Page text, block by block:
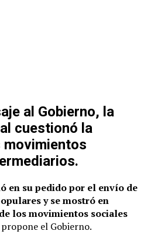
al Gobierno, la
cuestionó la
movimientos
en su pedido por el envío de
y se mostró en
los movimientos sociales
propone el Gobierno.